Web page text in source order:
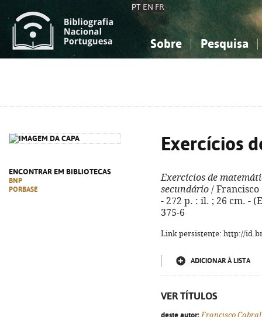
PT EN FR
Sobre Pesquisa
ENCONTRAR EM BIBLIOTECAS
BNP
PORBASE
Exercícios
Exercícios de
secundário / Francisco
- 272 p. : il. ; 26 cm. -
375-6
Link persistente: http://
ADICIONAR À LISTA
VER TÍTULOS
deste autor: Francisco Cabral